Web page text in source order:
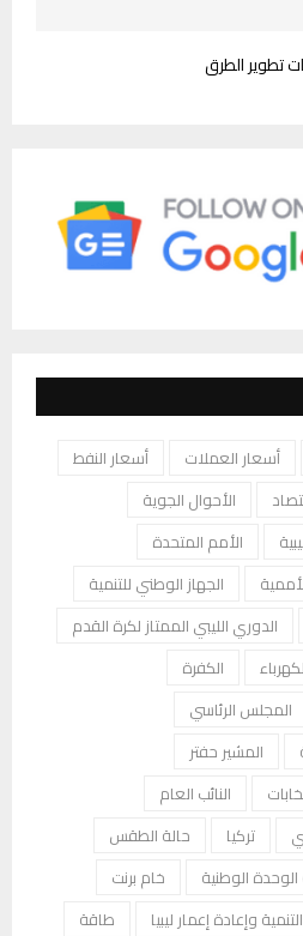
تطوير الطرق
أسعار العملات
أسعار النفط
الأحوال الجوية
الأمم المتحدة
الجهاز الوطني للتنمية
الدوري الليبي الممتاز لكرة القدم
الكفرة
المجلس الرئاسي
المشير حفتر
النائب العام
تركيا
حالة الطقس
الوطنية
خام برنت
وإعادة إعمار ليبيا
طاقة